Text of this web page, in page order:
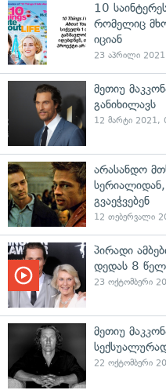
10
რომელიც
იციან
23 აპრილი
მეთიუ
განიხილავს
12 მარტი 2021,
არასანდო
გვაეჭვებენ
12 თებერვალი
პირადი
დედას 8
23 ოქტომბერი
მეთიუ
22 ოქტომბერი